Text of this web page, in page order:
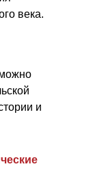
века.
и